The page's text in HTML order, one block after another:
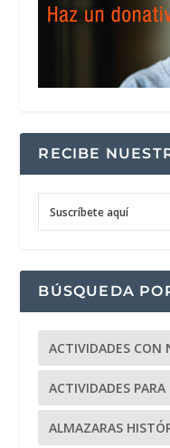
RECIBE
Suscríbete aquí
BÚSQUEDA
ACTIVIDADES CON
ACTIVIDADES
ALMAZARAS